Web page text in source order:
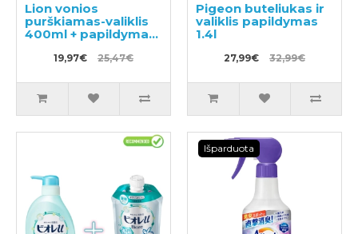
Lion vonios
purškiamas-valiklis
400ml + papildymas
19,97€ 25,47€
Pigeon buteliukas ir
valiklis papildymas
1.4l
27,99€ 32,99€
Išparduota